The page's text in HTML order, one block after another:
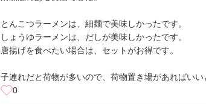
とんこつラーメンは、細麺で美味しかったです。
しょうゆラーメンは、だしが美味しかったです。
唐揚げを食べたい場合は、セットがお得です。
子連れだと荷物が多いので、荷物置き場があればいい
0